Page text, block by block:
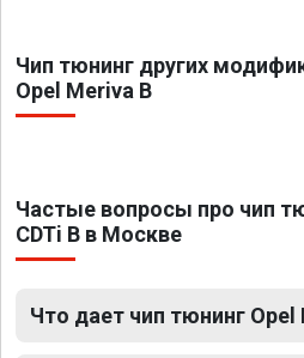
Чип тюнинг других
Opel Meriva B
Частые вопросы про чип
CDTi B в Москве
Что дает чип тюнинг Opel